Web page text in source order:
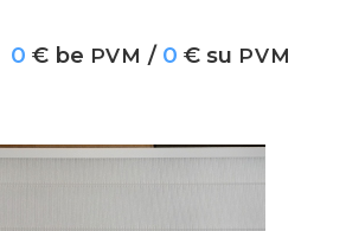
0 € be PVM / 0 € su PVM